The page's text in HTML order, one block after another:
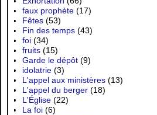
faux prophète (17)
Fêtes (53)
Fin des temps (43)
foi (34)
fruits (15)
Garde le dépôt (9)
idolatrie (3)
L'appel aux ministères (13)
L'appel du berger (18)
L'Église (22)
La foi (6)